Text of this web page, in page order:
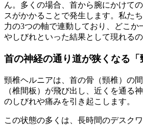
ん。多くの場合、首から腕にかけて
スがかかることで発生します。私た
力の3つの軸で連動しており、どこか
やしびれといった結果として現れるの
首の神経の通り道が狭くなる「
頸椎ヘルニアは、首の骨（頸椎）の
（椎間板）が飛び出し、近くを通る
のしびれや痛みを引き起こします。
この状態の多くは、長時間のデスク